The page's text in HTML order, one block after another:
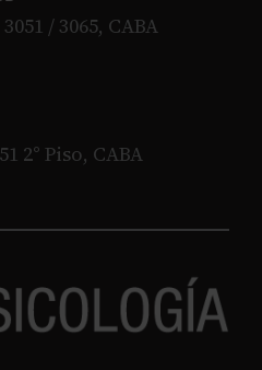
/ 3065, CABA
2° Piso, CABA